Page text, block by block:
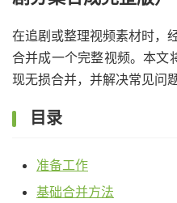
在追剧或整理视频素材时，
合并成一个完整视频。本文
现无损合并，并解决常见问题
目录
准备工作
基础合并方法